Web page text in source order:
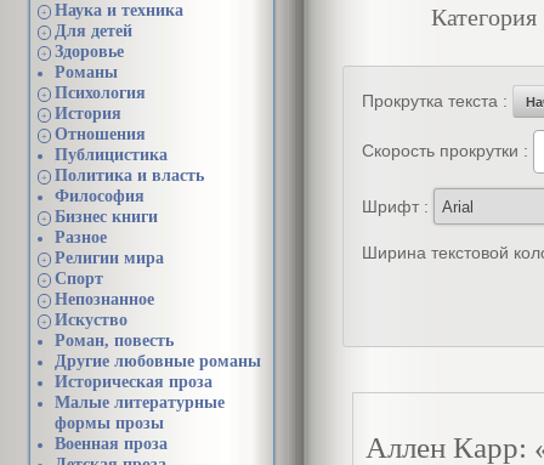
+ Наука и техника
+ Для детей
+
Здоровье
Романы
+ Психология
+ История
+
Отношения
Публицистика
+
Политика и власть
Философия
+
Бизнес книги
Разное
+ Религии мира
+ Спорт
+ Непознанное
+
Искуство
Роман, повесть
Другие любовные романы
Историческая проза
Малые литературные
формы прозы
Военная проза
Прокрутка текста :
Скорость прокрутки :
Шрифт :
Ширина текстовой
Аллен Карр: